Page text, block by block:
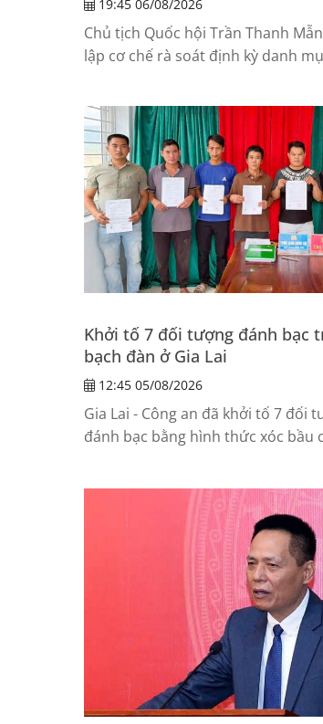
19:45 06/08/2026
Chủ tịch Quốc hội Trần Thanh
lập cơ chế rà soát định kỳ danh
những ngành, nghề hoặc điều
không còn phù hợp.
Khởi tố 7 đối tượng đánh bạc
bạch đàn ở Gia Lai
12:45 05/08/2026
Gia Lai - Công an đã khởi tố 7 đối
đánh bạc bằng hình thức xóc bầu